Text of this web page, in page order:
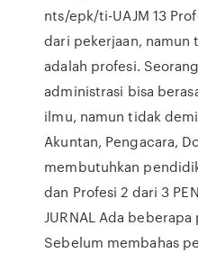
nts/epk/ti-UAJM 13
dari pekerjaan, namun
adalah profesi.
administrasi bisa
ilmu, namun tidak
Akuntan, Pengacara,
membutuhkan
dan Profesi 2 dari 3
JURNAL Ada
Sebelum membahas